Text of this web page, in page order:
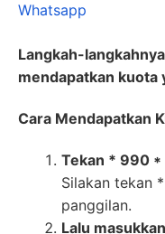
Whatsapp
Langkah-
mendapatkan kuota
Cara Mendapatkan
Tekan * 990
Silakan tekan
panggilan.
Lalu